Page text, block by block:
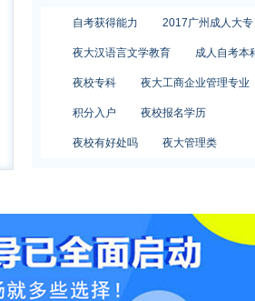
成人大专教育
初中成人自考 夜校网络班报名
护士发展前景